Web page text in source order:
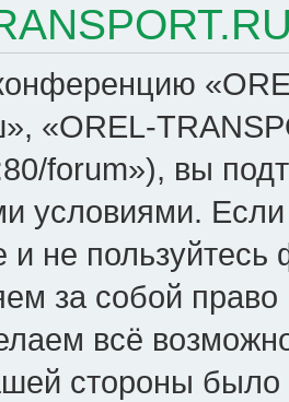
«OREL-
forum»), вы
условиями.
и не
за собой
всё
стороны